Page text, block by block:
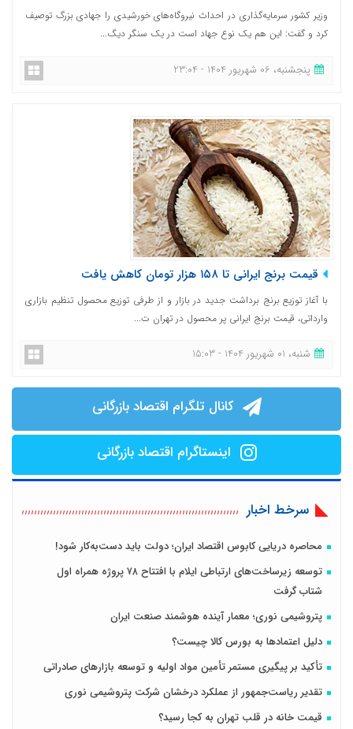
وزیر کشور سرمایه‌گذاری در احداث نیروگاه‌های خورشیدی را جهادی بزرگ توصیف
کرد و گفت: این هم یک نوع جهاد است در یک سنگر دیگ...
پنجشنبه، 06 شهریور 1404 - 23:04
قیمت برنج ایرانی تا ۱۵۸ هزار تومان کاهش یافت
با آغاز توزیع برنج برداشت جدید در بازار و از طرفی توزیع محصول تنظیم بازاری
وارداتی، قیمت برنج ایرانی پر محصول در تهران ت...
شنبه، 01 شهریور 1404 - 15:03
کانال تلگرام اقتصاد بازرگانی
اینستاگرام اقتصاد بازرگانی
سرخط اخبار
محاصره دریایی کابوس اقتصاد ایران؛ دولت باید دست‌به‌کار شود!
توسعه زیرساخت‌های ارتباطی ایلام با افتتاح ۷۸ پروژه همراه اول
شتاب گرفت
پتروشیمی نوری؛ معمار آینده هوشمند صنعت ایران
دلیل اعتمادها به بورس کالا چیست؟
تأکید بر پیگیری مستمر تأمین مواد اولیه و توسعه بازارهای صادراتی
تقدیر ریاست‌جمهور از عملکرد درخشان شرکت پتروشیمی نوری
قیمت خانه در قلب تهران به کجا رسید؟